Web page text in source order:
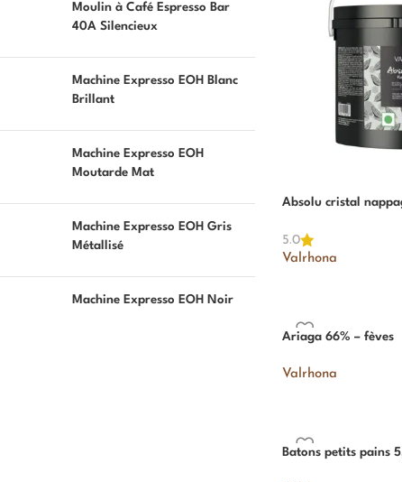
Moulin à Café Espresso Bar
40A Silencieux
Machine Expresso EOH Blanc
Brillant
Machine Expresso EOH
Moutarde Mat
Machine Expresso EOH Gris
Métallisé
Machine Expresso EOH Noir
Absolu cristal
5.0
Valrhona
Ariaga 66% – fèves
Valrhona
Batons petits pains